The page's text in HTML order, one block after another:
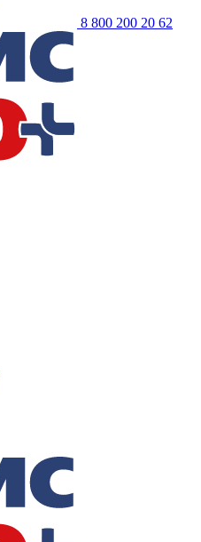
8 800 200 20 62